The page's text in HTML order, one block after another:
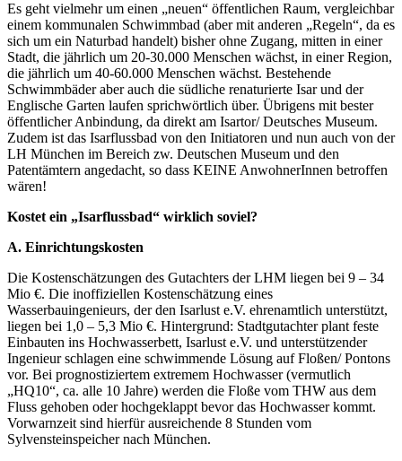
Es geht vielmehr um einen „neuen“ öffentlichen Raum, vergleichbar
einem kommunalen Schwimmbad (aber mit anderen „Regeln“, da es
sich um ein Naturbad handelt) bisher ohne Zugang, mitten in einer
Stadt, die jährlich um 20-30.000 Menschen wächst, in einer Region,
die jährlich um 40-60.000 Menschen wächst. Bestehende
Schwimmbäder aber auch die südliche renaturierte Isar und der
Englische Garten laufen sprichwörtlich über. Übrigens mit bester
öffentlicher Anbindung, da direkt am Isartor/ Deutsches Museum.
Zudem ist das Isarflussbad von den Initiatoren und nun auch von der
LH München im Bereich zw. Deutschen Museum und den
Patentämtern angedacht, so dass KEINE AnwohnerInnen betroffen
wären!
Kostet ein „Isarflussbad“ wirklich soviel?
A. Einrichtungskosten
Die Kostenschätzungen des Gutachters der LHM liegen bei 9 – 34
Mio €. Die inoffiziellen Kostenschätzung eines
Wasserbauingenieurs, der den Isarlust e.V. ehrenamtlich unterstützt,
liegen bei 1,0 – 5,3 Mio €. Hintergrund: Stadtgutachter plant feste
Einbauten ins Hochwasserbett, Isarlust e.V. und unterstützender
Ingenieur schlagen eine schwimmende Lösung auf Floßen/ Pontons
vor. Bei prognostiziertem extremem Hochwasser (vermutlich
„HQ10“, ca. alle 10 Jahre) werden die Floße vom THW aus dem
Fluss gehoben oder hochgeklappt bevor das Hochwasser kommt.
Vorwarnzeit sind hierfür ausreichende 8 Stunden vom
Sylvensteinspeicher nach München.